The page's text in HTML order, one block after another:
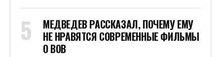
МЕДВЕДЕВ РАССКАЗАЛ, ПОЧЕМУ ЕМУ
НЕ НРАВЯТСЯ СОВРЕМЕННЫЕ ФИЛЬМЫ
О ВОВ